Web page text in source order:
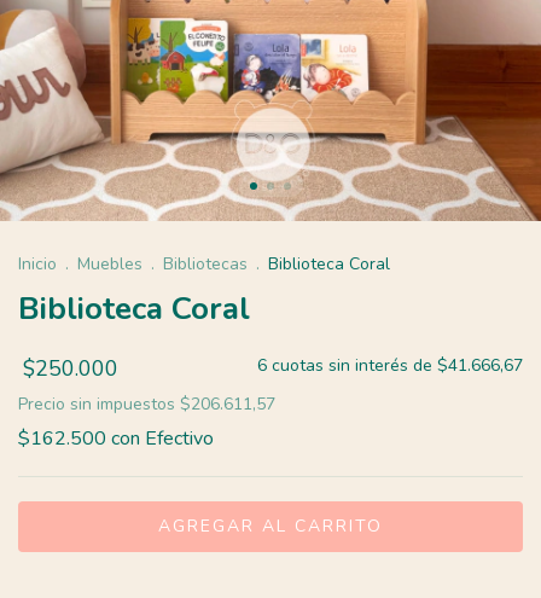
Inicio . Muebles . Bibliotecas . Biblioteca Coral
Biblioteca Coral
$250.000 6 cuotas sin interés de $41.666,67
Precio sin impuestos $206.611,57
$162.500 con Efectivo